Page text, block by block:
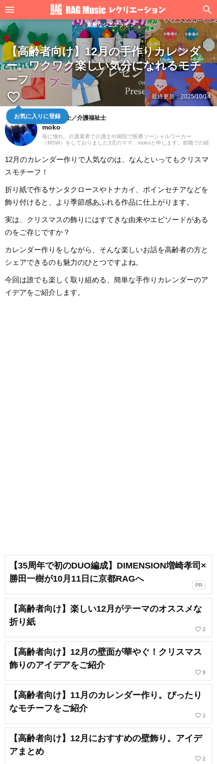
素敵なシニアライフ
【高齢者向け】12月の手作りカレンダ
ー。ワクワク楽しい気分になれるモチ
ーフ
favorite_border
お気に入りに登録
最終更新： 2025/10/14
社会福祉士／介護福祉士
moko
母に憧れ、介護業界で介護士や病院で医療ソーシャルワーカー
（MSW）をしておりました3児のママ、mokoと申します。前職での経
よろしくお願いいたします。
12月のカレンダー作りで人気なのは、なんといってもクリスマ
スモチーフ！
折り紙で作るサンタクロースやトナカイ、ポインセチアなどを
飾り付けると、より季節感あふれる作品に仕上がります。
実は、クリスマスの飾りにはすてきな由来やエピソードがある
のをご存じですか？
カレンダー作りをしながら、そんな楽しいお話を高齢者の方と
シェアできるのも魅力のひとつですよね。
今回は誰でも楽しく取り組める、簡単な手作りカレンダーのア
イデアをご紹介します。
【35周年で初のDUO編成】DIMENSION増崎孝司×
勝田一樹が10月11日に京都RAGへ
PR
【高齢者向け】楽しい12月がテーマのオススメな
折り紙
favorite_border 2
【高齢者向け】12月の壁面が華やぐ！クリスマス
飾りのアイデアをご紹介
favorite_border 9
【高齢者向け】11月のカレンダー作り。ぴったり
なモチーフをご紹介
favorite_border 1
【高齢者向け】12月におすすめの壁飾り。アイデ
アまとめ
favorite_border 2